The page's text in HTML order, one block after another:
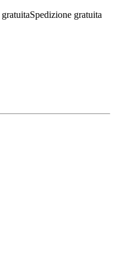
Spedizione gratuita